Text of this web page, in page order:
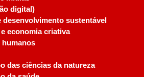
digital)
desenvolvimento sustentável
economia criativa
humanos
das ciências da natureza